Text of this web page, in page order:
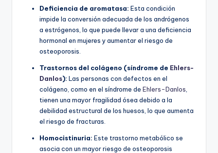
Deficiencia de aromatasa: Esta condición
impide la conversión adecuada de los andrógenos
a estrógenos, lo que puede llevar a una deficiencia
hormonal en mujeres y aumentar el riesgo de
osteoporosis.
Trastornos del colágeno (síndrome de Ehlers-
Danlos): Las personas con defectos en el
colágeno, como en el síndrome de Ehlers-Danlos
tienen una mayor fragilidad ósea debido a la
debilidad estructural de los huesos, lo que aumenta
el riesgo de fracturas.
Homocistinuria: Este trastorno metabólico se
asocia con un mayor riesgo de osteoporosis